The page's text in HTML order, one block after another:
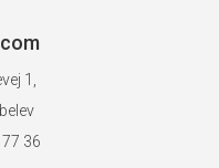
1,
36